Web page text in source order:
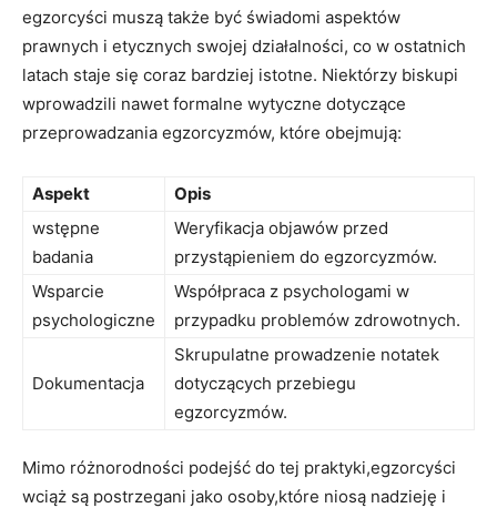
egzorcyści⁤ muszą także być ‍świadomi aspektów ​
prawnych i etycznych swojej działalności, co w ​ostatnich
latach staje się coraz bardziej ⁣istotne. Niektórzy biskupi
wprowadzili nawet formalne wytyczne dotyczące​
przeprowadzania ‍egzorcyzmów, ⁣które ⁤obejmują:
Aspekt
Opis
wstępne
badania
Weryfikacja ⁤objawów ⁢przed
przystąpieniem do egzorcyzmów.
Wsparcie
psychologiczne
Współpraca z psychologami w⁤
przypadku⁤ problemów zdrowotnych.
Dokumentacja
Skrupulatne prowadzenie notatek⁣
dotyczących przebiegu
egzorcyzmów.
Mimo różnorodności ⁣podejść do tej​ praktyki,egzorcyści
wciąż⁢ są postrzegani jako‌ osoby,które ‍niosą nadzieję⁣ i⁣